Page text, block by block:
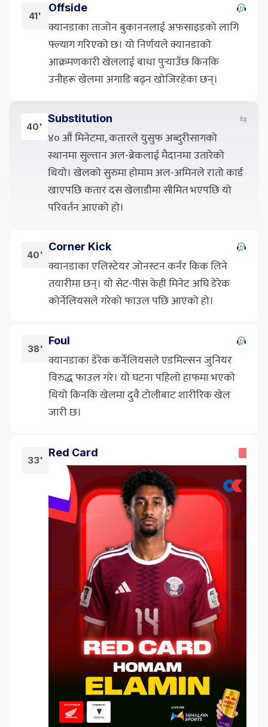
41'
Offside
क्यानडाका ताजोन बुकाननलाई अफसाइडको लागि
फ्ल्याग गरिएको छ। यो निर्णयले क्यानडाको
आक्रमणकारी खेललाई बाधा पुर्‍याउँछ किनकि
उनीहरू खेलमा अगाडि बढ्न खोजिरहेका छन्।
40'
Substitution ⇆
४० औं मिनेटमा, कतारले युसुफ अब्दुरीसागको
स्थानमा सुल्तान अल-ब्रेकलाई मैदानमा उतारेको
थियो। खेलको सुरुमा होमाम अल-अमिनले रातो कार्ड
खाएपछि कतार दस खेलाडीमा सीमित भएपछि यो
परिवर्तन आएको हो।
40'
Corner Kick
क्यानडाका एलिस्टेयर जोनस्टन कर्नर किक लिने
तयारीमा छन्। यो सेट-पीस केही मिनेट अघि डेरेक
कोर्नेलियसले गरेको फाउल पछि आएको हो।
38'
Foul
क्यानडाका डेरेक कर्नेलियसले एडमिल्सन जुनियर
विरुद्ध फाउल गरे। यो घटना पहिलो हाफमा भएको
थियो किनकि खेलमा दुवै टोलीबाट शारीरिक खेल
जारी छ।
33'
Red Card